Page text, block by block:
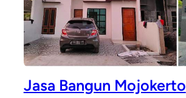
Jasa Bangun Mojokerto